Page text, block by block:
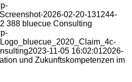
2026-02-20-131244-
388 bluecue Consulting
2023-11-05 16:02:012026-
und Zukunftskompetenzen im